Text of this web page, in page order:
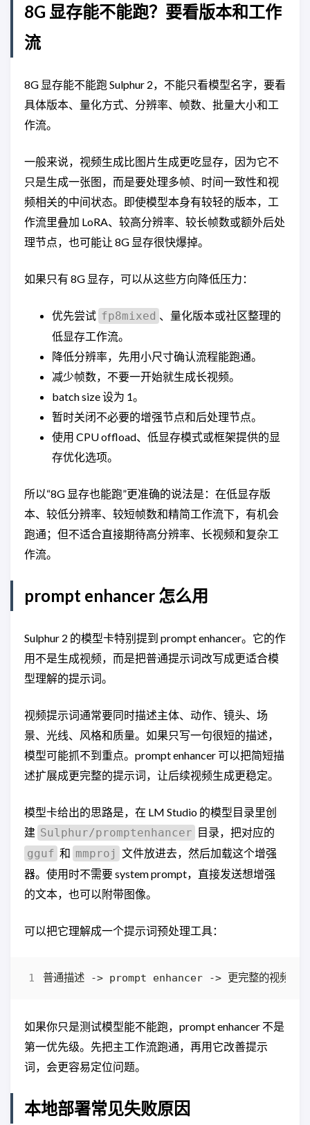
8G 显存能不能跑？要看版本和工作
流
8G 显存能不能跑 Sulphur 2，不能只看模型名字，要看
具体版本、量化方式、分辨率、帧数、批量大小和工
作流。
一般来说，视频生成比图片生成更吃显存，因为它不
只是生成一张图，而是要处理多帧、时间一致性和视
频相关的中间状态。即使模型本身有较轻的版本，工
作流里叠加 LoRA、较高分辨率、较长帧数或额外后处
理节点，也可能让 8G 显存很快爆掉。
如果只有 8G 显存，可以从这些方向降低压力：
优先尝试 fp8mixed 、量化版本或社区整理的
低显存工作流。
降低分辨率，先用小尺寸确认流程能跑通。
减少帧数，不要一开始就生成长视频。
batch size 设为 1。
暂时关闭不必要的增强节点和后处理节点。
使用 CPU offload、低显存模式或框架提供的显
存优化选项。
所以“8G 显存也能跑”更准确的说法是：在低显存版
本、较低分辨率、较短帧数和精简工作流下，有机会
跑通；但不适合直接期待高分辨率、长视频和复杂工
作流。
prompt enhancer 怎么用
Sulphur 2 的模型卡特别提到 prompt enhancer。它的作
用不是生成视频，而是把普通提示词改写成更适合模
型理解的提示词。
视频提示词通常要同时描述主体、动作、镜头、场
景、光线、风格和质量。如果只写一句很短的描述，
模型可能抓不到重点。prompt enhancer 可以把简短描
述扩展成更完整的提示词，让后续视频生成更稳定。
模型卡给出的思路是，在 LM Studio 的模型目录里创
建 Sulphur/promptenhancer 目录，把对应的
gguf 和 mmproj 文件放进去，然后加载这个增强
器。使用时不需要 system prompt，直接发送想增强
的文本，也可以附带图像。
可以把它理解成一个提示词预处理工具：
如果你只是测试模型能不能跑，prompt enhancer 不是
第一优先级。先把主工作流跑通，再用它改善提示
词，会更容易定位问题。
本地部署常见失败原因